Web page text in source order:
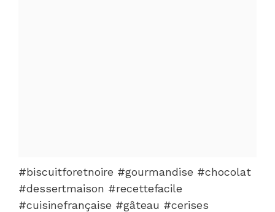
#biscuitforetnoire #gourmandise #chocolat
#dessertmaison #recettefacile
#cuisinefrançaise #gâteau #cerises